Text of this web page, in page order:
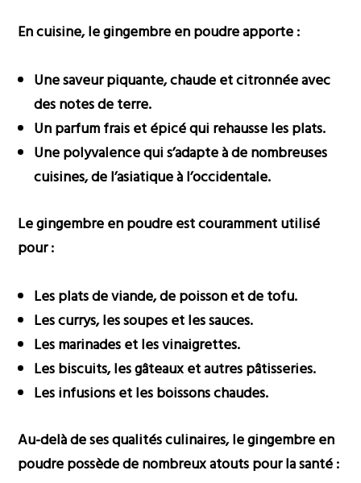
En cuisine, le gingembre en poudre apporte :
Une saveur piquante, chaude et citronnée avec
des notes de terre.
Un parfum frais et épicé qui rehausse les plats.
Une polyvalence qui s’adapte à de nombreuses
cuisines, de l’asiatique à l’occidentale.
Le gingembre en poudre est couramment utilisé
pour :
Les plats de viande, de poisson et de tofu.
Les currys, les soupes et les sauces.
Les marinades et les vinaigrettes.
Les biscuits, les gâteaux et autres pâtisseries.
Les infusions et les boissons chaudes.
Au-delà de ses qualités culinaires, le gingembre en
poudre possède de nombreux atouts pour la santé :